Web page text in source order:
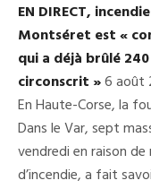
EN DIRECT,
Montséret est «
qui a déjà brûlé
circonscrit »6 août
En Haute-Corse, la
Dans le Var, sept
vendredi en raison
d’incendie, a fait